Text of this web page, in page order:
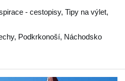
- cestopisy, Tipy na výlet,
, Podkrkonoší, Náchodsko